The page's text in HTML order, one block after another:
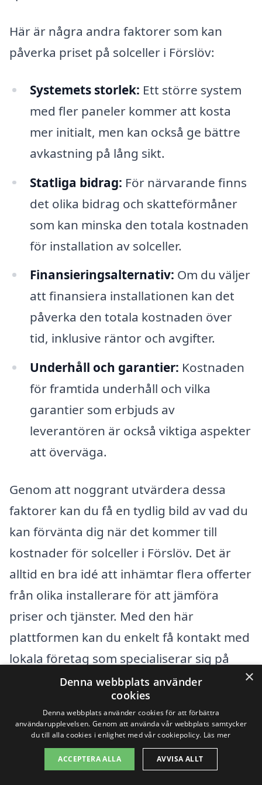
Här är några andra faktorer som kan
påverka priset på solceller i Förslöv:
Systemets storlek: Ett större system
med fler paneler kommer att kosta
mer initialt, men kan också ge bättre
avkastning på lång sikt.
Statliga bidrag: För närvarande finns
det olika bidrag och skatteförmåner
som kan minska den totala kostnaden
för installation av solceller.
Finansieringsalternativ: Om du väljer
att finansiera installationen kan det
påverka den totala kostnaden över
tid, inklusive räntor och avgifter.
Underhåll och garantier: Kostnaden
för framtida underhåll och vilka
garantier som erbjuds av
leverantören är också viktiga aspekter
att överväga.
Genom att noggrant utvärdera dessa
faktorer kan du få en tydlig bild av vad du
kan förvänta dig när det kommer till
kostnader för solceller i Förslöv. Det är
alltid en bra idé att inhämtar flera offerter
från olika installerare för att jämföra
priser och tjänster. Med den här
plattformen kan du enkelt få kontakt med
lokala företag som specialiserar sig på
solceller, vilket gör det möjligt för dig att
fatta ett välgrundat beslut. Att investera i
solenergi är inte bara bra för miljön utan
kan också leda till betydande besparingar
×
Denna webbplats använder
cookies
Denna webbplats använder cookies för att förbättra
användarupplevelsen. Genom att använda vår webbplats samtycker
du till alla cookies i enlighet med vår cookiepolicy. Läs mer
ACCEPTERA ALLA AVVISA ALLT